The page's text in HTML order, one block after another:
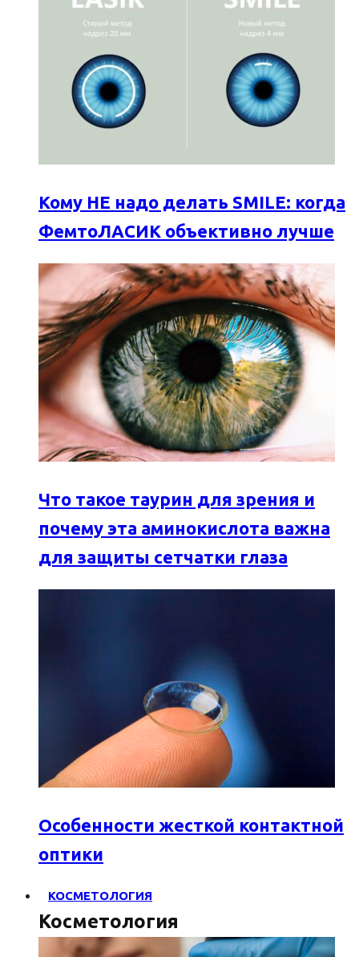
Кому НЕ надо делать SMILE: когда
ФемтоЛАСИК объективно лучше
Что такое таурин для зрения и
почему эта аминокислота важна
для защиты сетчатки глаза
Особенности жесткой контактной
оптики
КОСМЕТОЛОГИЯ
Косметология